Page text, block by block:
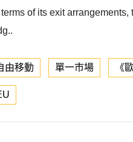
of its exit
由移動 單一市場 《